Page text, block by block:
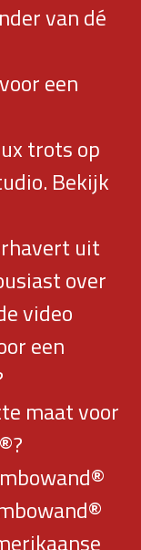
van dé
een
trots op
Bekijk
uit
over
video
een
maat voor